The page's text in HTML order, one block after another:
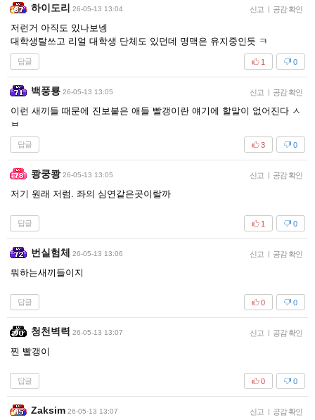
하이도리 26-05-13 13:04 신고 | 공감 확인
저런거 아직도 있나보넹
대학생탈쓰고 리얼 대학생 단체도 있던데 명맥은 유지중인듯 ㅋ
답글 0
1
백풍룡 26-05-13 13:05 신고 | 공감 확인
이런 새끼들 때문에 진보붙은 애들 빨갱이란 얘기에 할말이 없어진다 ㅅ
ㅂ
답글 0
3
쾅쿵쾅 26-05-13 13:05 신고 | 공감 확인
저기 원래 저럼. 좌의 심연같은곳이랄까
답글 0
1
번실험체 26-05-13 13:06 신고 | 공감 확인
뭐하는새끼들이지
답글 0
0
청천벽력 26-05-13 13:07 신고 | 공감 확인
찐 빨갱이
답글 0
0
Zaksim 26-05-13 13:07 신고 | 공감 확인